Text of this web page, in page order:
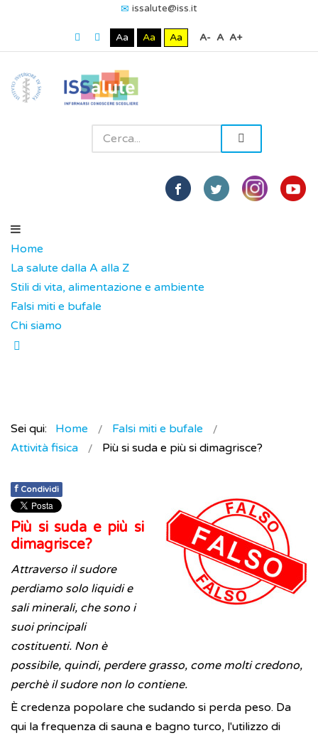
issalute@iss.it
Aa Aa Aa A- A A+
Home
La salute dalla A alla Z
Stili di vita, alimentazione e ambiente
Falsi miti e bufale
Chi siamo
Sei qui: Home
Falsi miti e bufale
Attività fisica
Più si suda e più si dimagrisce?
f Condividi
Più si suda e più si
dimagrisce?
Attraverso il sudore
perdiamo solo liquidi e
sali minerali, che sono i
suoi principali
costituenti. Non è
possibile, quindi, perdere grasso, come molti credono,
perchè il sudore non lo contiene.
È credenza popolare che sudando si perda peso. Da
qui la frequenza di sauna e bagno turco, l'utilizzo di